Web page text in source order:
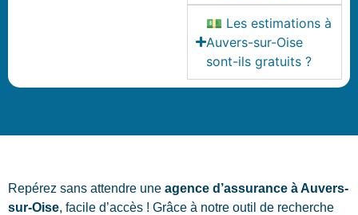
💵 Les estimations à
Auvers-sur-Oise
sont-ils gratuits ?
Repérez sans attendre une agence d’assurance à Auvers-
sur-Oise, facile d’accès ! Grâce à notre outil de recherche